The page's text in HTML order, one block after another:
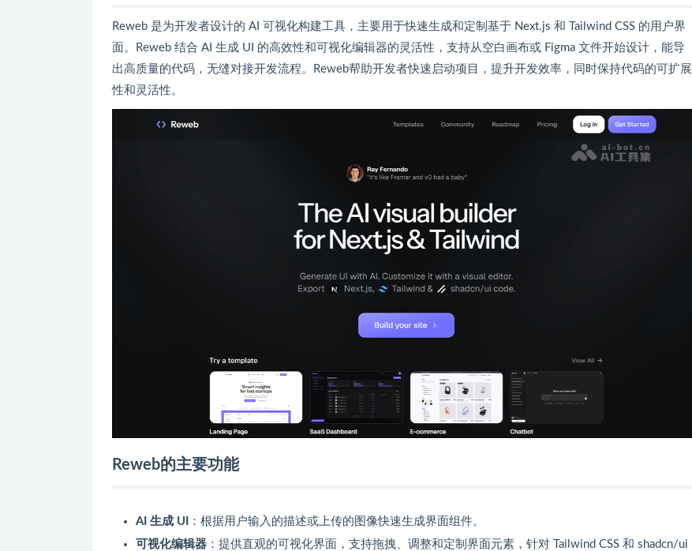
Reweb 是为开发者设计的 AI 可视化构建工具，主要用于快速生成和定制基于 Next.js 和 Tailwind CSS 的用户界
面。Reweb 结合 AI 生成 UI 的高效性和可视化编辑器的灵活性，支持从空白画布或 Figma 文件开始设计，能导
出高质量的代码，无缝对接开发流程。Reweb帮助开发者快速启动项目，提升开发效率，同时保持代码的可扩展
性和灵活性。
Reweb的主要功能
AI 生成 UI
：根据用户输入的描述或上传的图像快速生成界面组件。
可视化编辑器 ：提供直观的可视化界面，支持拖拽、调整和定制界面元素，针对 Tailwind CSS 和 shadcn/ui